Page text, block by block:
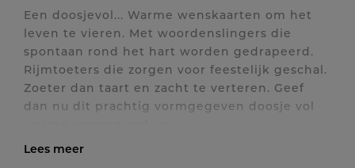
Een doosjevol... Warme wenskaarten om het
leven te vieren. Met woordenslingers die
spontaan rond het hart worden gedrapeerd.
Rijmtoeters die zorgen voor feestelijk geschal.
Zoeter dan taart en zacht te verteren. Geef
dan nu dit prachtig vormgegeven doosje vol